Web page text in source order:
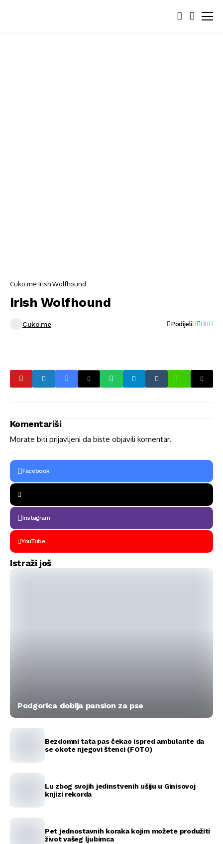
Cuko.me Irish Wolfhound
Irish Wolfhound
Cuko.me Podijeli
Komentariši
Morate biti prijavljeni da biste objavili komentar.
Facebook
Instagram
YouTube
Istraži još
Podgorica dobija pansion za pse
Bezdomni tata pas čekao ispred ambulante da
se okote njegovi štenci (FOTO)
Lu zbog svojih jedinstvenih ušiju u Ginisovoj
knjizi rekorda
Pet jednostavnih koraka kojim možete produžiti
život vašeg ljubimca